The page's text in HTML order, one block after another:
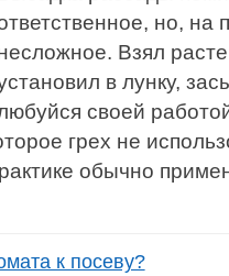
но, на
Взял
в лунку,
своей
грех не
обычно
к посеву?